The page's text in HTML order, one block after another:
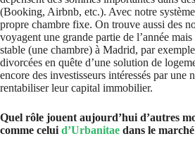
(Booking, Airbnb, etc.). Avec notre
propre chambre fixe. On trouve aussi des
voyagent une grande partie de l’année
stable (une chambre) à Madrid, par
divorcées en quête d’une solution de
encore des investisseurs intéressés par une
rentabiliser leur capital immobilier.
Quel rôle jouent aujourd’hui d’autres
comme celui d’Urbanitae dans le